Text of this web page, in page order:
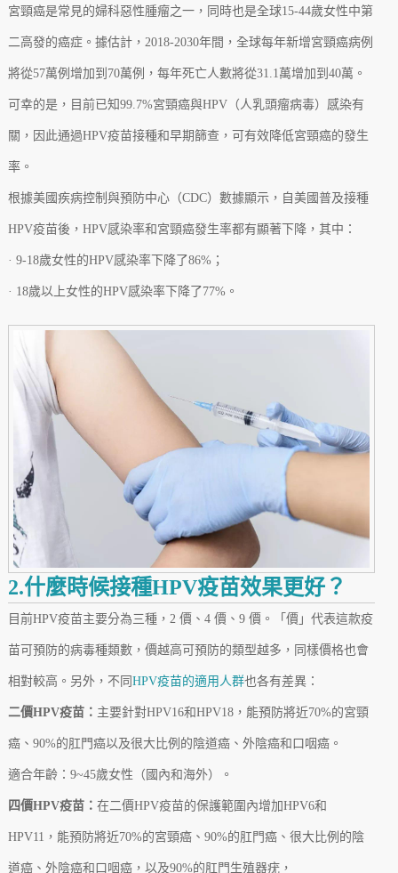
宮頸癌是常見的婦科惡性腫瘤之一，同時也是全球15-44歲女性中第
二高發的癌症。據估計，2018-2030年間，全球每年新增宮頸癌病例
將從57萬例增加到70萬例，每年死亡人數將從31.1萬增加到40萬。
可幸的是，目前已知99.7%宮頸癌與HPV（人乳頭瘤病毒）感染有
關，因此通過HPV疫苗接種和早期篩查，可有效降低宮頸癌的發生
率。
根據美國疾病控制與預防中心（CDC）數據顯示，自美國普及接種
HPV疫苗後，HPV感染率和宮頸癌發生率都有顯著下降，其中：
· 9-18歲女性的HPV感染率下降了86%；
· 18歲以上女性的HPV感染率下降了77%。
2.什麼時候接種HPV疫苗效果更好？
目前HPV疫苗主要分為三種，2 價、4 價、9 價。「價」代表這款疫
苗可預防的病毒種類數，價越高可預防的類型越多，同樣價格也會
相對較高。另外，不同 HPV疫苗的適用人群也各有差異：
二價HPV疫苗： 主要針對HPV16和HPV18，能預防將近70%的宮頸
癌、90%的肛門癌以及很大比例的陰道癌、外陰癌和口咽癌。
適合年齡：9~45歲女性（國內和海外）。
四價HPV疫苗： 在二價HPV疫苗的保護範圍內增加HPV6和
HPV11，能預防將近70%的宮頸癌、90%的肛門癌、很大比例的陰
道癌、外陰癌和口咽癌，以及90%的肛門生殖器疣，